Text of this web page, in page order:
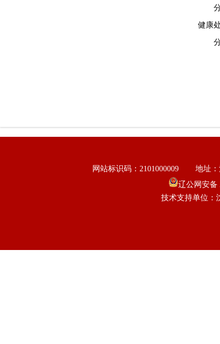
健康
网站标识码：2101000009
地址
辽公网安备
技术支持单位：